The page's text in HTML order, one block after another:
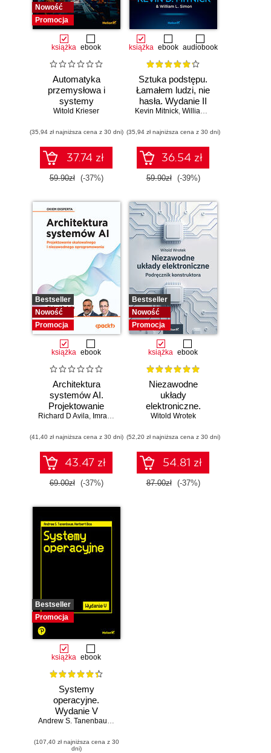
Nowość
Promocja
książka ebook
Automatyka
przemysłowa i
systemy
sterowania w
Witold Krieser
(35,94 zł najniższa cena z 30 dni)
37.74 zł
59.90zł (-37%)
książka ebook audiobook
Sztuka podstępu.
Łamałem ludzi, nie
hasła. Wydanie II
Kevin Mitnick, William L. Simon
(35,94 zł najniższa cena z 30 dni)
36.54 zł
59.90zł (-39%)
Bestseller
Nowość
Promocja
książka ebook
Architektura
systemów AI.
Projektowanie
skalowalnego i
oprogramowania
Richard D Avila, Imran Ahmad
(41,40 zł najniższa cena z 30 dni)
43.47 zł
69.00zł (-37%)
Bestseller
Nowość
Promocja
książka ebook
Niezawodne
układy
elektroniczne.
Podręcznik
Witold Wrotek
(52,20 zł najniższa cena z 30 dni)
54.81 zł
87.00zł (-37%)
Bestseller
Promocja
książka ebook
Systemy
operacyjne.
Wydanie V
Andrew S. Tanenbaum,
(107,40 zł najniższa cena z 30
dni)